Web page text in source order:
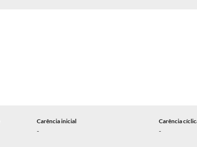
Carência inicial
-
Carência
-